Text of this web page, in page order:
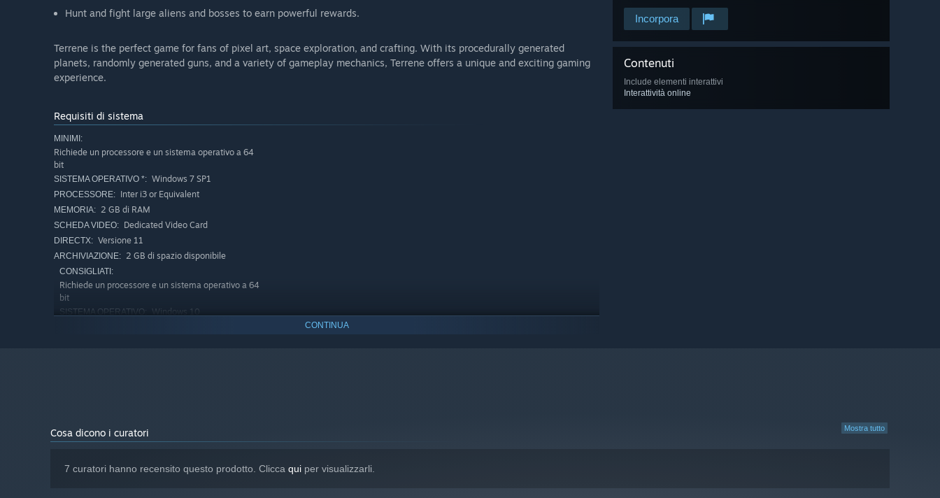
Incorpora
Contenuti
Include elementi interattivi
Interattività online
Hunt and fight large aliens and bosses to earn powerful rewards.
Terrene is the perfect game for fans of pixel art, space exploration, and crafting. With its procedurally generated
planets, randomly generated guns, and a variety of gameplay mechanics, Terrene offers a unique and exciting gaming
experience.
Requisiti di sistema
MINIMI:
Richiede un processore e un sistema operativo a 64
bit
SISTEMA OPERATIVO *: Windows 7 SP1
PROCESSORE: Inter i3 or Equivalent
MEMORIA: 2 GB di RAM
SCHEDA VIDEO: Dedicated Video Card
DIRECTX: Versione 11
ARCHIVIAZIONE: 2 GB di spazio disponibile
CONSIGLIATI:
Richiede un processore e un sistema operativo a 64
bit
SISTEMA OPERATIVO: Windows 10
CONTINUA
Mostra tutto
Cosa dicono i curatori
7 curatori hanno recensito questo prodotto. Clicca qui per visualizzarli.